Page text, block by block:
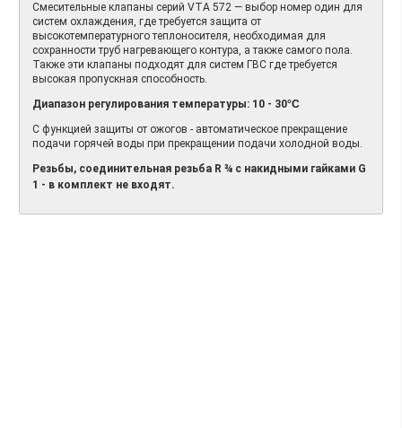
Смесительные клапаны серий VTA 572 — выбор номер один для
систем охлаждения, где требуется защита от
высокотемпературного теплоносителя, необходимая для
сохранности труб нагревающего контура, а также самого пола.
Также эти клапаны подходят для систем ГВС где требуется
высокая пропускная способность.
Диапазон регулирования температуры: 10 - 30°C
С функцией защиты от ожогов - автоматическое прекращение
подачи горячей воды при прекращении подачи холодной воды.
Резьбы, соединительная резьба R ¾ с накидными гайками G
1 - в комплект не входят.